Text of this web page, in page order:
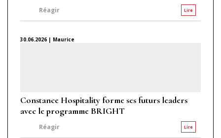
Lire
Réagir
30.06.2026 | Maurice
Constance Hospitality forme ses futurs leaders
avec le programme BRIGHT
Lire
Réagir